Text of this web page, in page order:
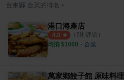
台東縣 合菜 的排名 ›
港口海產店
4.0 （ 6則評論）
均消 $1000 ・ 合菜
萬家鄉餃子館 原味料理